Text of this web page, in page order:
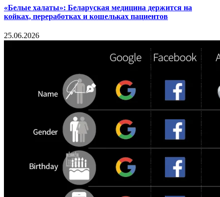
«Белые халаты»: Беларуская медицина держится на
койках, переработках и кошельках пациентов
25.06.2026